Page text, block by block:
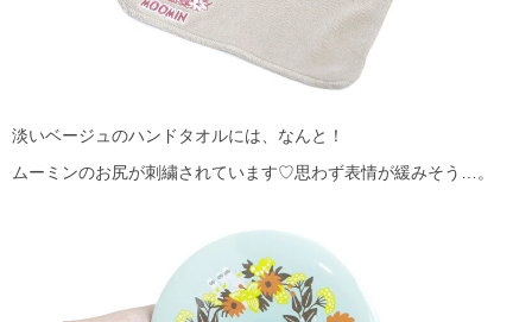
淡いベージュのハンドタオルには、なんと！
ムーミンのお尻が刺繍されています♡思わず表情が緩みそう…。